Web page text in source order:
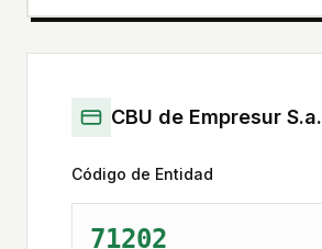
CBU de Empresur S.a.
Código de Entidad
71202